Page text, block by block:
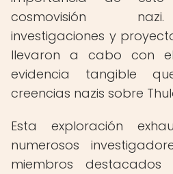
cosmovisión nazi.
investigaciones y
llevaron a cabo con
evidencia tangible
creencias nazis sobre
Esta exploración
numerosos
miembros